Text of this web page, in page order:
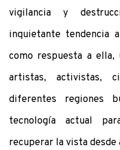
vigilancia y
inquietante tendencia
como respuesta a ella,
artistas, activistas,
diferentes regiones
tecnología actual
recuperar la vista desde